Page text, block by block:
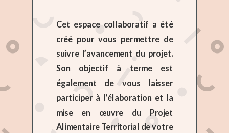
Cet espace collaboratif a été
créé pour vous permettre de
suivre l’avancement du projet.
Son objectif à terme est
également de vous laisser
participer à l’élaboration et la
mise en œuvre du Projet
Alimentaire Territorial de votre